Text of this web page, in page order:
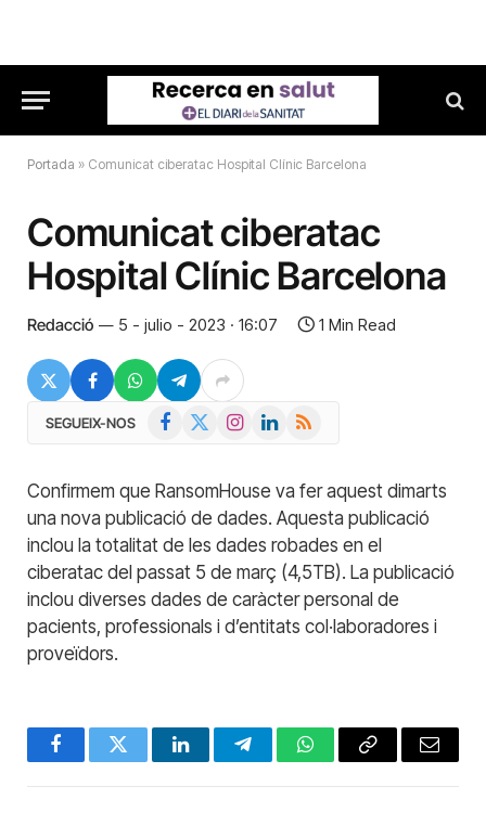
Portada » Comunicat ciberatac Hospital Clínic Barcelona
Comunicat ciberatac
Hospital Clínic Barcelona
Redacció 5 - julio - 2023 · 16:07 1 Min Read
SEGUEIX-NOS Facebook InstagramLinkedIn
RSS
Confirmem que RansomHouse va fer aquest dimarts
una nova publicació de dades. Aquesta publicació
inclou la totalitat de les dades robades en el
ciberatac del passat 5 de març (4,5TB). La publicació
inclou diverses dades de caràcter personal de
pacients, professionals i d’entitats col·laboradores i
proveïdors.
FacebookTwitter LinkedInTelegramWhatsAppCopy
Email